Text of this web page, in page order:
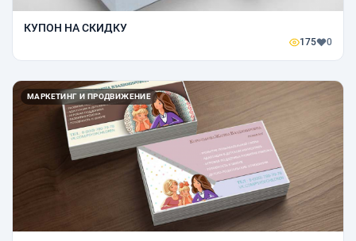
КУПОН НА СКИДКУ
175 0
МАРКЕТИНГ И ПРОДВИЖЕНИЕ